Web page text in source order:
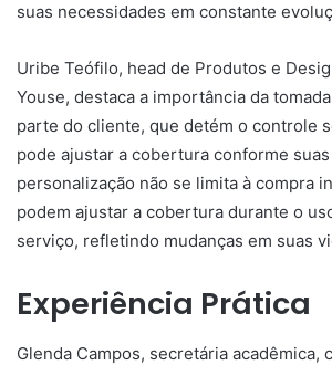
suas necessidades em constante
Uribe Teófilo, head de Produtos e
Youse, destaca a importância da
parte do cliente, que detém o controle
pode ajustar a cobertura conforme
personalização não se limita à compra
podem ajustar a cobertura durante o
serviço, refletindo mudanças em suas
Experiência Prática
Glenda Campos, secretária acadêmica,